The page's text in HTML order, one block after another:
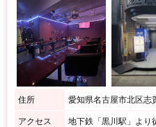
住所 愛知県名古屋市北区志
アクセス 地下鉄「黒川駅」より